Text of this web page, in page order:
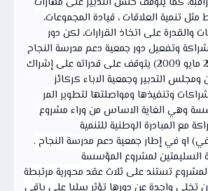
تنمية العلاقات ، قيادة المجموعات،
والقدرة على اتخاذ القرارات، لكن دور
وتفعيل دور جمعية دعم مدرسة النجاح
(المذكرة 73 بتاريخ 20 مايو 2009) يتوقف على قدراته على إشراك
التدبير وجمعية الاباء كركائز
وتنفيذها ومواصلتها لتطوير المر
وهي الغاية الاساس من وراء مشروع
المبادرة الوطنية للتنمية
او في إطار جمعية دعم مدرسة النجاح .
السليمتين لمشروع المؤسسة
تستند على ثلاث عقد محورية مرتبطة
تخلي واحدة عن دورها تؤثر سلبا على باقي